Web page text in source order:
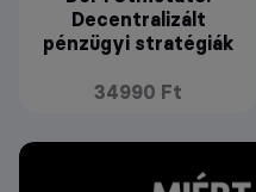
Decentralizált
pénzügyi stratégiák
34990 Ft